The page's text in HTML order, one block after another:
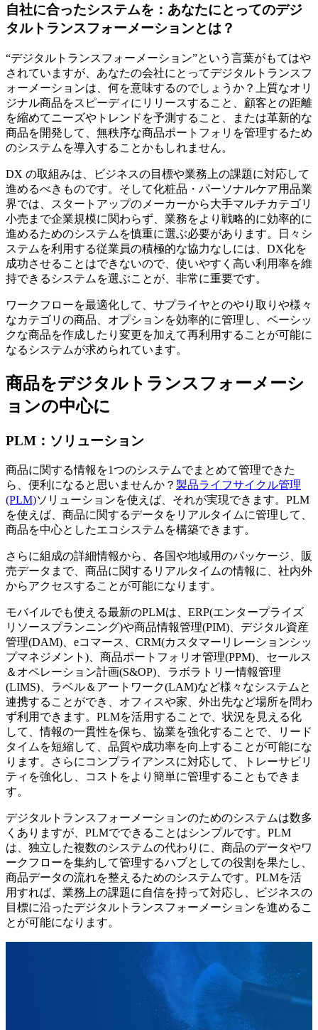
自社に合ったシステムを：あなたにとってのデジ
タルトランスフォーメーションとは？
“デジタルトランスフォーメーション”という言葉がもてはや
されていますが、あなたの会社にとってデジタルトランスフ
ォーメーションは、何を意味するのでしょうか？上質なオリ
ジナル商品をスピーディにリリースすること、顧客との距離
を縮めてニーズやトレンドを予測すること、または革新的な
商品を開発して、無秩序な商品ポートフォリを管理するため
のシステムを導入することかもしれません。
DX の取組みは、ビジネスの目標や業務上の課題に対応して
進めるべきものです。そして化粧品・パーソナルケア用品業
界では、スタートアップのメーカーから大手マルチカテゴリ
小売まで企業規模に関わらず、業務をより戦略的に効率的に
進めるためのシステムを慎重に選ぶ必要があります。日々シ
ステムを利用する従業員の積極的な協力なしには、DX化を
成功させることはできないので、使いやすく高い利用率を維
持できるシステムを選ぶことが、非常に重要です。
ワークフローを最適化して、サプライヤとのやり取りや様々
なカテゴリの商品、オプションを効率的に管理し、ベーシッ
クな商品を作成したり変更を加えて再利用することが可能に
なるシステムが求められています。
商品をデジタルトランスフォーメーシ
ョンの中心に
PLM：ソリューション
商品に関する情報を1つのシステムでまとめて管理できた
ら、便利になると思いませんか？ 製品ライフサイクル管理
(PLM)ソリューションを使えば、それが実現できます。PLM
を使えば、商品に関するデータをリアルタイムに管理して、
商品を中心としたエコシステムを構築できます。
さらに組成の詳細情報から、各国や地域用のパッケージ、販
売データまで、商品に関するリアルタイムの情報に、社内外
からアクセスすることが可能になります。
モバイルでも使える最新のPLMは、ERP(エンタープライズ
リソースプランニング)や商品情報管理(PIM)、デジタル資産
管理(DAM)、eコマース、CRM(カスタマーリレーションシッ
プマネジメント)、商品ポートフォリオ管理(PPM)、セールス
＆オペレーション計画(S&OP)、ラボラトリー情報管理
(LIMS)、ラベル＆アートワーク(LAM)など様々なシステムと
連携することができ、オフィスや家、外出先など場所を問わ
ず利用できます。PLMを活用することで、状況を見える化
して、情報の一貫性を保ち、協業を強化することで、リード
タイムを短縮して、品質や成功率を向上することが可能にな
ります。さらにコンプライアンスに対応して、トレーサビリ
ティを強化し、コストをより簡単に管理することもできま
す。
デジタルトランスフォーメーションのためのシステムは数多
くありますが、PLMでできることはシンプルです。PLM
は、独立した複数のシステムの代わりに、商品のデータやワ
ークフローを集約して管理するハブとしての役割を果たし、
商品データの流れを整えるためのシステムです。PLMを活
用すれば、業務上の課題に自信を持って対応し、ビジネスの
目標に沿ったデジタルトランスフォーメーションを進めるこ
とが可能になります。